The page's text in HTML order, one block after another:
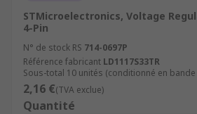
STMicroelectronics, Voltage
4-Pin
N° de stock RS 714-0697P
Référence fabricant LD1117S33TR
Sous-total 10 unités (conditionné en
2,16 €(TVA exclue)
Quantité